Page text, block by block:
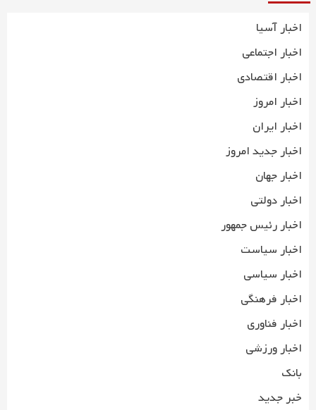
اخبار آسیا
اخبار اجتماعی
اخبار اقتصادی
اخبار امروز
اخبار ایران
اخبار جدید امروز
اخبار جهان
اخبار دولتی
اخبار رئیس جمهور
اخبار سیاست
اخبار سیاسی
اخبار فرهنگی
اخبار فناوری
اخبار ورزشی
بانک
خبر جدید